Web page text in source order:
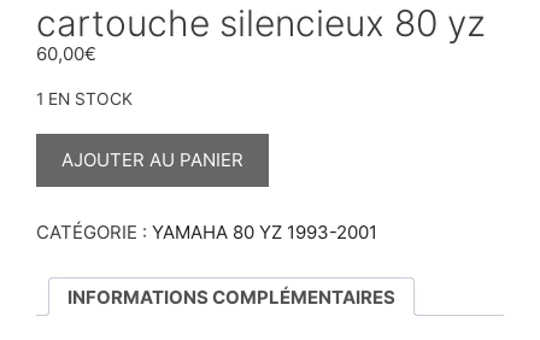
cartouche silencieux 80 yz
60,00€
1 EN STOCK
QUANTITÉ
YZ
AJOUTER AU PANIER
CATÉGORIE : YAMAHA 80 YZ 1993-2001
INFORMATIONS COMPLÉMENTAIRES